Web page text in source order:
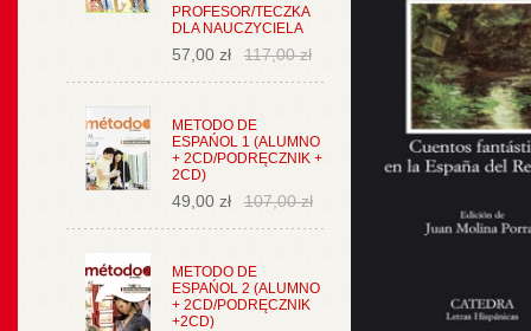
PROFESOR/TECZKA
DLA NAUCZYCIELA
57,00 zł 117,00 zł
METODO DE
ESPAŃOL 1 (ALUMNO
+ 2CD/PODRĘCZNIK +
2CD)
49,00 zł 107,00 zł
METODO DE
ESPAŃOL 2 (ALUMNO
+ 2CD/PODRĘCZNIK
+2CD)